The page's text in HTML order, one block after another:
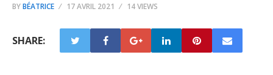
BYBÉATRICE 17 AVRIL 2021 14 VIEWS
SHARE: